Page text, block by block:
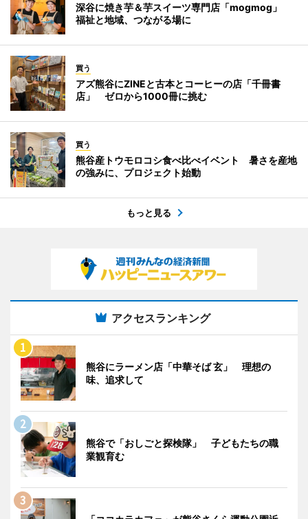
深谷に焼き芋＆芋スイーツ専門店「mogmog」
福祉と地域、つながる場に
買う
アズ熊谷にZINEと古本とコーヒーの店「千冊書
店」 ゼロから1000冊に挑む
買う
熊谷産トウモロコシ食べ比べイベント 暑さを産地
の強みに、プロジェクト始動
もっと見る
アクセスランキング
熊谷にラーメン店「中華そば 玄」 理想の
味、追求して
熊谷で「おしごと探検隊」 子どもたちの職
業観育む